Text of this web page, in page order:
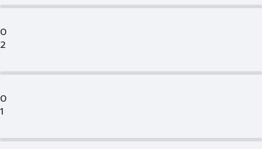
0
2
0
1